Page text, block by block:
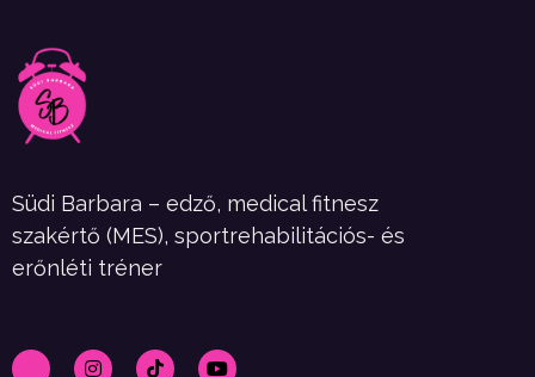
Südi Barbara – edző, medical fitnesz
szakértő (MES), sportrehabilitációs- és
erőnléti tréner